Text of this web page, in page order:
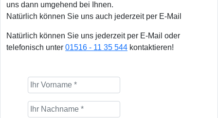
uns dann umgehend bei Ihnen.
Natürlich können Sie uns auch jederzeit per E-Mail
Natürlich können Sie uns jederzeit per E-Mail oder
telefonisch unter 01516 - 11 35 544 kontaktieren!